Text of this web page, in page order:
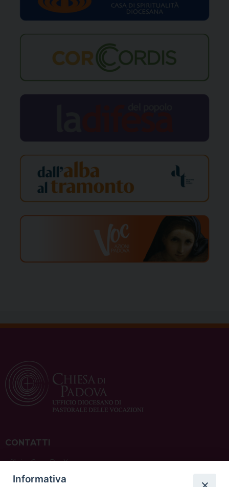
CONTATTI
ufficio: Casa Pio X
via Bonporti, 20 – 35141 Padova
Informativa